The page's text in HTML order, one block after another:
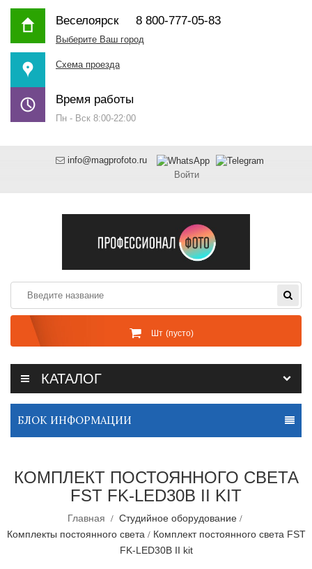
Веселоярск8 800-777-05-83
Выберите Ваш город
Схема проезда
Время работы
Пн - Вск 8:00-22:00
info@magprofoto.ru
Войти
Шт (пусто)
КАТАЛОГ
БЛОК ИНФОРМАЦИИ
КОМПЛЕКТ ПОСТОЯННОГО СВЕТА
FST FK-LED30B II KIT
Главная
Студийное оборудование
Комплекты постоянного света
Комплект постоянного света FST
FK-LED30B II kit